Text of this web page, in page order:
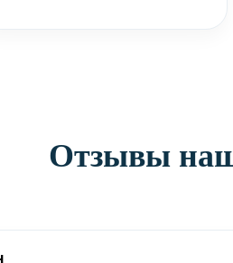
Отзывы